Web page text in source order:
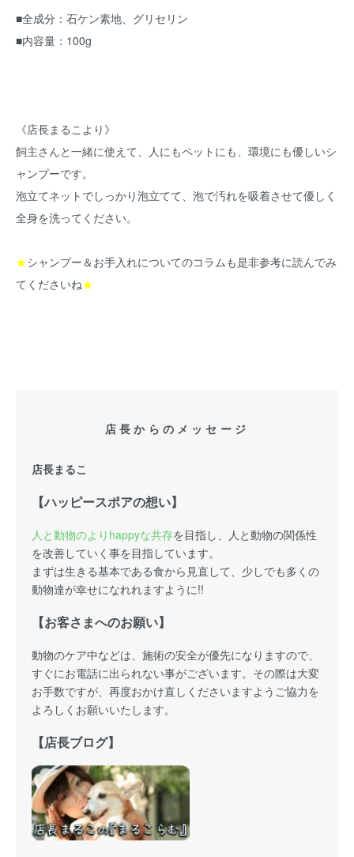
■全成分：石ケン素地、グリセリン
■内容量：100g
《店長まるこより》
飼主さんと一緒に使えて、人にもペットにも、環境にも優しいシ
ャンプーです。
泡立てネットでしっかり泡立てて、泡で汚れを吸着させて優しく
全身を洗ってください。
★シャンプー＆お手入れについてのコラムも是非参考に読んでみ
てくださいね★
店長からのメッセージ
店長まるこ
【ハッピースポアの想い】
人と動物のよりhappyな共存を目指し、人と動物の関係性
を改善していく事を目指しています。
まずは生きる基本である食から見直して、少しでも多くの
動物達が幸せになれれますように!!
【お客さまへのお願い】
動物のケア中などは、施術の安全が優先になりますので、
すぐにお電話に出られない事がございます。その際は大変
お手数ですが、再度おかけ直しくださいますようご協力を
よろしくお願いいたします。
【店長ブログ】